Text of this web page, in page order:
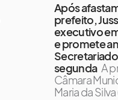
Após
prefeito,
executivo
e promete
segunda A
Câmara
Maria da Silva